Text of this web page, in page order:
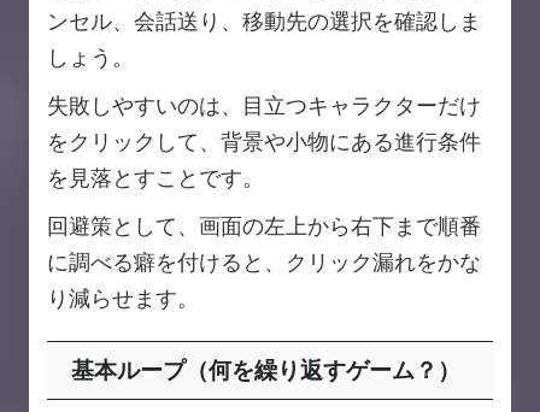
ンセル、会話送り、移動先の選択を確認しま
しょう。
失敗しやすいのは、目立つキャラクターだけ
をクリックして、背景や小物にある進行条件
を見落とすことです。
回避策として、画面の左上から右下まで順番
に調べる癖を付けると、クリック漏れをかな
り減らせます。
基本ループ（何を繰り返すゲーム？）